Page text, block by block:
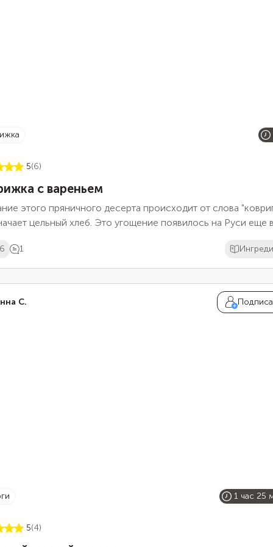
5(6)
с вареньем
этого пряничного десерта происходит от слова
цельный хлеб. Это угощение появилось на Руси еще
их делали небольшого размера, а крупные ковриги
свадьбой на девичник, чтобы невеста перед семейной
досыты наесться сладкими пряниками. Стащить коврижку
стола считалось большой удачей, так как по поверью
десертом можно было приворожить жениха.
1
С.
1 час 25
5(4)